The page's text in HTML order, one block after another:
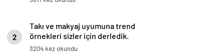
2
Takı ve makyaj uyumuna trend
örnekleri sizler için derledik.
3204 kez okundu